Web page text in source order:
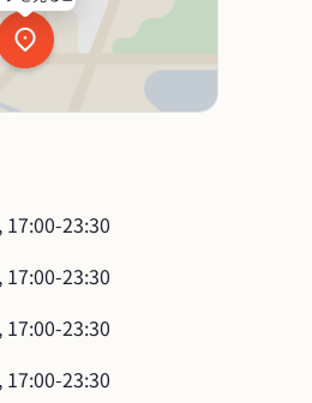
17:00-23:30
17:00-23:30
17:00-23:30
17:00-23:30